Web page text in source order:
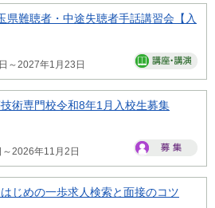
県難聴者・中途失聴者手話講習会【入
～2027年1月23日
術専門校令和8年1月入校生募集
2026年11月2日
じめの一歩求人検索と面接のコツ